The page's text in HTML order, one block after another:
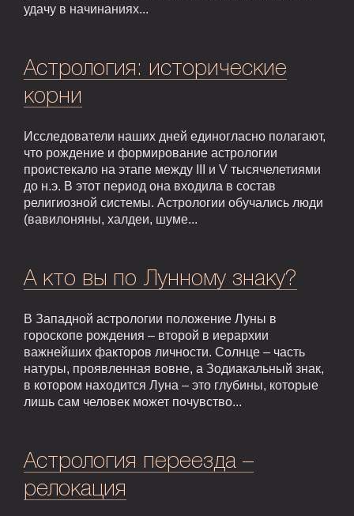
удачу в начинаниях...
Астрология: исторические
корни
Исследователи наших дней единогласно полагают,
что рождение и формирование астрологии
проистекало на этапе между III и V тысячелетиями
до н.э. В этот период она входила в состав
религиозной системы. Астрологии обучались люди
(вавилоняны, халдеи, шуме...
А кто вы по Лунному знаку?
В Западной астрологии положение Луны в
гороскопе рождения – второй в иерархии
важнейших факторов личности. Солнце – часть
натуры, проявленная вовне, а Зодиакальный знак,
в котором находится Луна – это глубины, которые
лишь сам человек может почувство...
Астрология переезда –
релокация